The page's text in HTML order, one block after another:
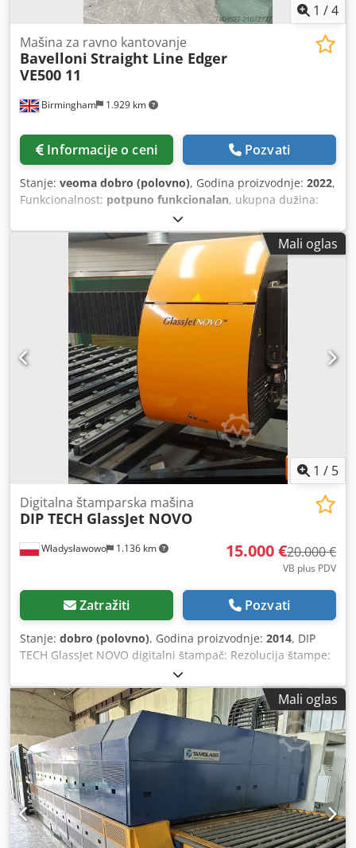
1 /4
Birmingham 1.929 km
Mašina za ravno kantovanje
Bavelloni Straight Line Edger
VE500 11
Informacije o ceni Pozvati
Stanje: veoma dobro (polovno), Godina proizvodnje: 2022,
Funkcionalnost: potpuno funkcionalan, ukupna dužina:
, Bavelloni mašina za ravno brušenje ivica
Model: VE500 11 11 vretena Odlično stanje Chsdpfxoydc I
Dj Ac Dja Dostava i instalacija dostupne
Mali oglas
1 / 5
Władysławowo 1.136 km
Digitalna štamparska mašina
DIP TECH GlassJet NOVO
15.000 €20.000 €
VB plus PDV
Zatražiti Pozvati
Stanje: dobro (polovno), Godina proizvodnje: 2014, DIP
TECH GlassJet NOVO digitalni štampač: Rezolucija štampe:
720 dpi Boje mastila: crna, slično jetkanju, bela i druge
specijalne boje Maksimalna dimenzija stakla: 2200 x 1200
mm (širina x visina) Minimalna dimenzija stakla: 400 x 400
mm Cjdjiukuuopfx Ac Deha Debljina stakla: 2-19 mm
Brzina štampe: do 30 m2/h (sa 8 štampajućih glava za
jednu boju) Broj potrebnih operatera: jedan Ukupne
dimenzije: 2.500 x 4.700 x 2.000 mm (širina x dužina x
visina) Format slike: Svi standardni formati slika
uključujući: PDF, PS, EPS, TIFF, BMP, JPEG Radna
temperatura okoline: 18-25 °C Napajanje: Jednofazno, 400
VAC x 16 A, 50/60 Hz
Mali oglas